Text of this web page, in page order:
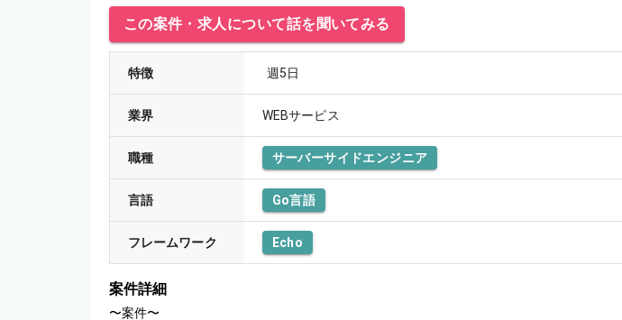
この案件・求人について話を聞いてみる
特徴 週5日
業界 WEBサービス
職種 サーバーサイドエンジニア
言語 Go言語
フレームワーク Echo
案件詳細
〜案件〜